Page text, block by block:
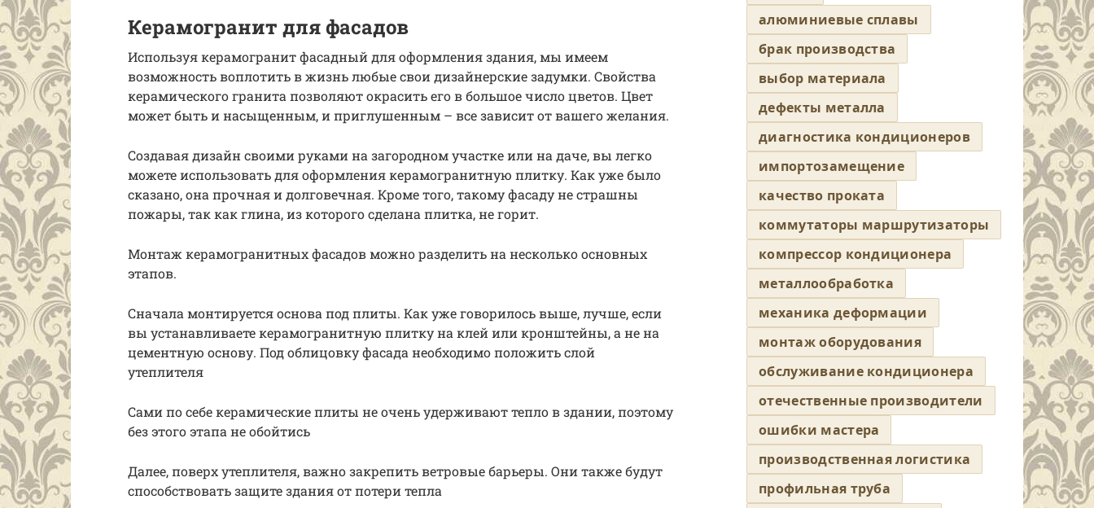
Керамогранит для фасадов
Используя керамогранит фасадный для оформления здания, мы имеем
возможность воплотить в жизнь любые свои дизайнерские задумки. Свойства
керамического гранита позволяют окрасить его в большое число цветов. Цвет
может быть и насыщенным, и приглушенным – все зависит от вашего желания.
Создавая дизайн своими руками на загородном участке или на даче, вы легко
можете использовать для оформления керамогранитную плитку. Как уже было
сказано, она прочная и долговечная. Кроме того, такому фасаду не страшны
пожары, так как глина, из которого сделана плитка, не горит.
Монтаж керамогранитных фасадов можно разделить на несколько основных
этапов.
Сначала монтируется основа под плиты. Как уже говорилось выше, лучше, если
вы устанавливаете керамогранитную плитку на клей или кронштейны, а не на
цементную основу. Под облицовку фасада необходимо положить слой
утеплителя
Сами по себе керамические плиты не очень удерживают тепло в здании, поэтому
без этого этапа не обойтись
Далее, поверх утеплителя, важно закрепить ветровые барьеры. Они также будут
способствовать защите здания от потери тепла
алюминиевые сплавы
брак производства
выбор материала
дефекты металла
диагностика кондиционеров
импортозамещение
качество проката
коммутаторы маршрутизаторы
компрессор кондиционера
металлообработка
механика деформации
монтаж оборудования
обслуживание кондиционера
отечественные производители
ошибки мастера
производственная логистика
профильная труба